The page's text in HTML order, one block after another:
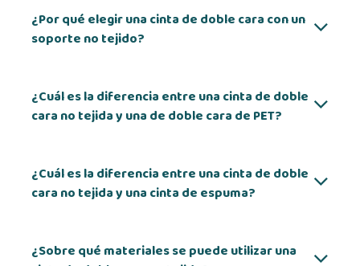
¿Por qué elegir una cinta de doble cara con un
soporte no tejido?
¿Cuál es la diferencia entre una cinta de doble
cara no tejida y una de doble cara de PET?
¿Cuál es la diferencia entre una cinta de doble
cara no tejida y una cinta de espuma?
¿Sobre qué materiales se puede utilizar una